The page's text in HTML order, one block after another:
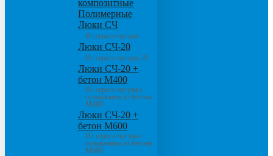
композитные
Полимерные
Люки СЧ
Из серого чугуна
Люки СЧ-20
Из серого чугуна 20
Люки СЧ-20 +
бетон М400
Из серого чугуна с
основанием из бетона
М400
Люки СЧ-20 +
бетон М600
Из серого чугуна с
основанием из бетона
М600